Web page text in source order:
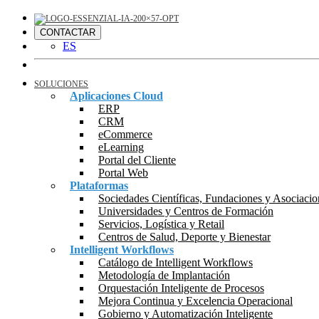
CONTACTAR
ES
SOLUCIONES
Aplicaciones Cloud
ERP
CRM
eCommerce
eLearning
Portal del Cliente
Portal Web
Plataformas
Sociedades Científicas, Fundaciones y
Universidades y Centros de Formación
Servicios, Logística y Retail
Centros de Salud, Deporte y Bienestar
Intelligent Workflows
Catálogo de Intelligent Workflows
Metodología de Implantación
Orquestación Inteligente de Procesos
Mejora Continua y Excelencia Operacional
Gobierno y Automatización Inteligente